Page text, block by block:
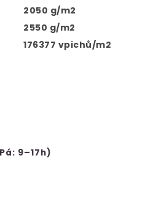
2050 g/m2
2550 g/m2
176377 vpichů/m2
9–17h)